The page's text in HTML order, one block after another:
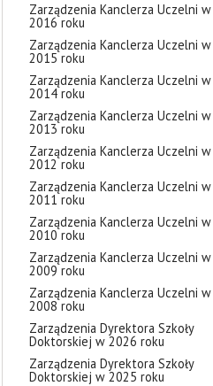
Zarządzenia Kanclerza Uczelni w
2016 roku
Zarządzenia Kanclerza Uczelni w
2015 roku
Zarządzenia Kanclerza Uczelni w
2014 roku
Zarządzenia Kanclerza Uczelni w
2013 roku
Zarządzenia Kanclerza Uczelni w
2012 roku
Zarządzenia Kanclerza Uczelni w
2011 roku
Zarządzenia Kanclerza Uczelni w
2010 roku
Zarządzenia Kanclerza Uczelni w
2009 roku
Zarządzenia Kanclerza Uczelni w
2008 roku
Zarządzenia Dyrektora Szkoły
Doktorskiej w 2026 roku
Zarządzenia Dyrektora Szkoły
Doktorskiej w 2025 roku